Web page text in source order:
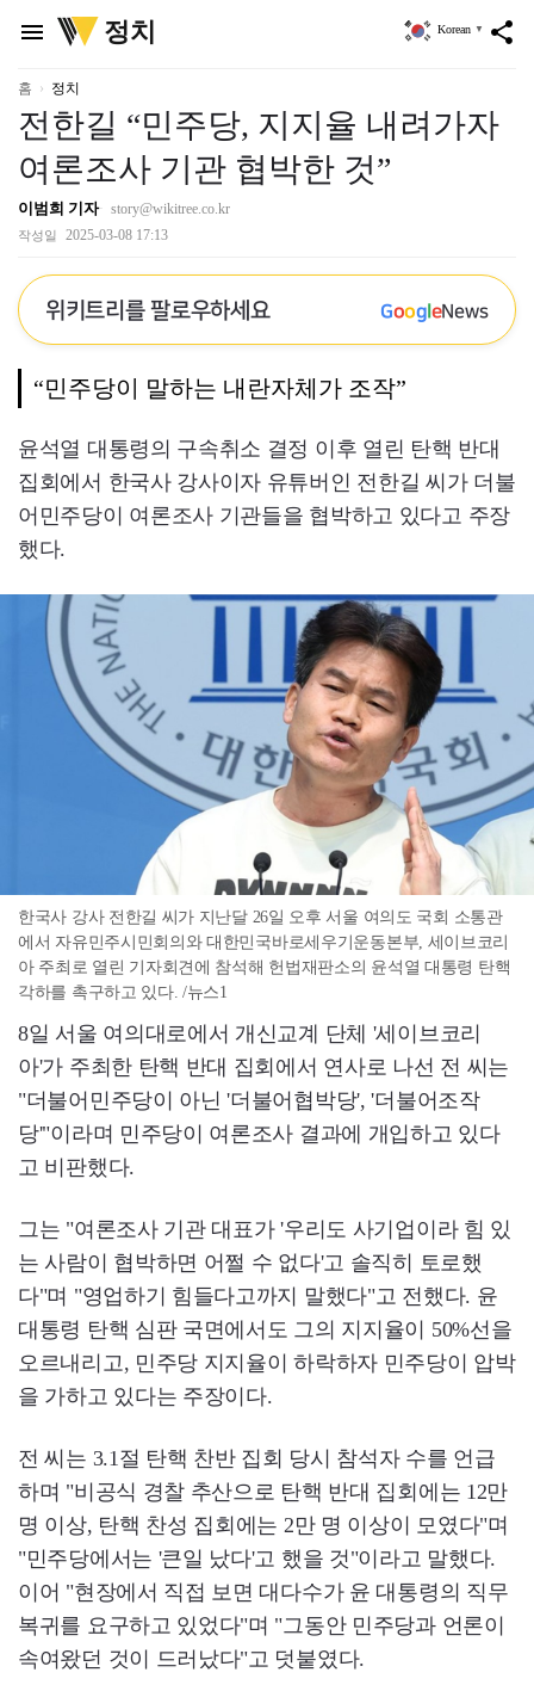
menu
위
키
정치 share
Korean ▼
홈 정치
전한길 “민주당, 지지율 내려가자
여론조사 기관 협박한 것”
이범희 기자 story@wikitree.co.kr
작성일 2025-03-08 17:13
위키트리를 팔로우하세요 GoogleNews
“민주당이 말하는 내란자체가 조작”
윤석열 대통령의 구속취소 결정 이후 열린 탄핵 반대
집회에서 한국사 강사이자 유튜버인 전한길 씨가 더불
어민주당이 여론조사 기관들을 협박하고 있다고 주장
했다.
한국사 강사 전한길 씨가 지난달 26일 오후 서울 여의도 국회 소통관
에서 자유민주시민회의와 대한민국바로세우기운동본부, 세이브코리
아 주최로 열린 기자회견에 참석해 헌법재판소의 윤석열 대통령 탄핵
각하를 촉구하고 있다. /뉴스1
8일 서울 여의대로에서 개신교계 단체 '세이브코리
아'가 주최한 탄핵 반대 집회에서 연사로 나선 전 씨는
"더불어민주당이 아닌 '더불어협박당', '더불어조작
당'"이라며 민주당이 여론조사 결과에 개입하고 있다
고 비판했다.
그는 "여론조사 기관 대표가 '우리도 사기업이라 힘 있
는 사람이 협박하면 어쩔 수 없다'고 솔직히 토로했
다"며 "영업하기 힘들다고까지 말했다"고 전했다. 윤
대통령 탄핵 심판 국면에서도 그의 지지율이 50%선을
오르내리고, 민주당 지지율이 하락하자 민주당이 압박
을 가하고 있다는 주장이다.
전 씨는 3.1절 탄핵 찬반 집회 당시 참석자 수를 언급
하며 "비공식 경찰 추산으로 탄핵 반대 집회에는 12만
명 이상, 탄핵 찬성 집회에는 2만 명 이상이 모였다"며
"민주당에서는 '큰일 났다'고 했을 것"이라고 말했다.
이어 "현장에서 직접 보면 대다수가 윤 대통령의 직무
복귀를 요구하고 있었다"며 "그동안 민주당과 언론이
속여왔던 것이 드러났다"고 덧붙였다.